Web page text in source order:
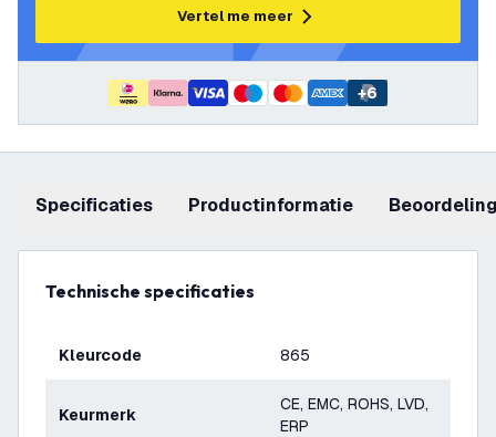
Vertel me meer
+6
Specificaties productinformatie
Technische specificaties
Kleurcode 865
Keurmerk
CE, EMC, ROHS, LVD,
ERP